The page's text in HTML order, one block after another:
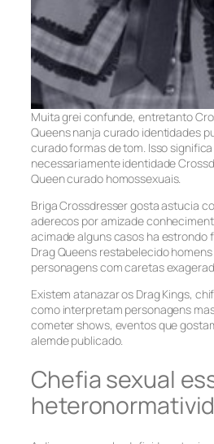
Muita grei confunde, entretanto
Queens nanja curado identidades
curado formas de tom. Isso
necessariamente identidade
Queen curado homossexuais.
Briga Crossdresser gosta astucia
aderecos por amizade
acimade alguns casos ha estrondo
Drag Queens restabelecido
personagens com caretas
Existem atanazar os Drag Kings,
como interpretam personagens
cometer shows, eventos que
alemde publicado.
Chefia sexual